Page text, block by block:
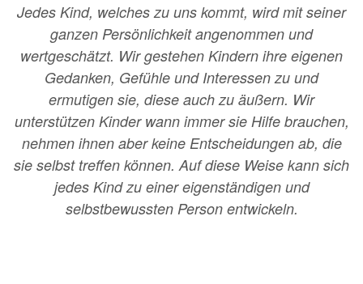
Jedes Kind, welches zu uns kommt, wird mit seiner
ganzen Persönlichkeit angenommen und
wertgeschätzt. Wir gestehen Kindern ihre eigenen
Gedanken, Gefühle und Interessen zu und
ermutigen sie, diese auch zu äußern. Wir
unterstützen Kinder wann immer sie Hilfe brauchen,
nehmen ihnen aber keine Entscheidungen ab, die
sie selbst treffen können. Auf diese Weise kann sich
jedes Kind zu einer eigenständigen und
selbstbewussten Person entwickeln.